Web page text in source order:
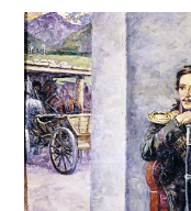
КУЛЬТУРА
ОБРАЗОВАНИЕ
ПРОСВЕЩЕНИЕ